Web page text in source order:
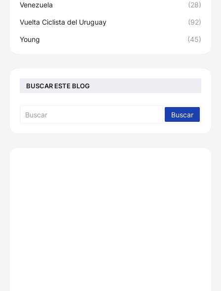
Venezuela (28)
Vuelta Ciclista del Uruguay (92)
Young (45)
BUSCAR ESTE BLOG